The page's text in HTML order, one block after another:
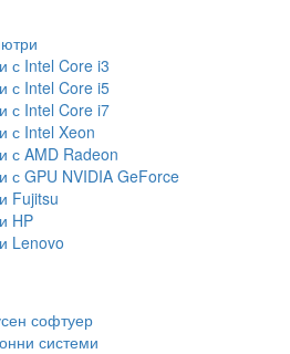
с Intel Core i3
с Intel Core i5
с Intel Core i7
с Intel Xeon
с AMD Radeon
с GPU NVIDIA GeForce
Fujitsu
HP
Lenovo
софтуер
системи